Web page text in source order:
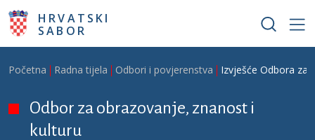
Skoči na glavni sadržaj
HRVATSKI
SABOR
Breadcrumb
Početna Radna tijela Odbori i povjerenstva Izvješće Odbora za
Odbor za obrazovanje, znanost i
kulturu